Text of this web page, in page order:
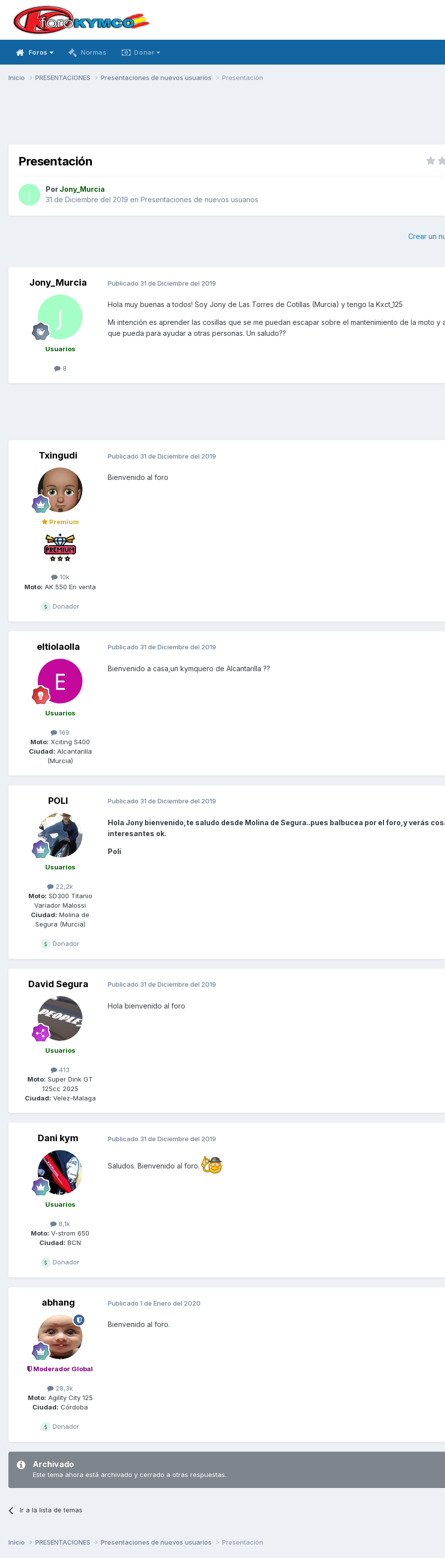
Foros Normas Donar
Inicio PRESENTACIONES Presentaciones de nuevos usuarios Presentación
Presentación
Por Jony_Murcia
31 de Diciembre del 2019 en Presentaciones de nuevos usuarios
Crear un
Jony_Murcia
Usuarios
8
Publicado 31 de Diciembre del 2019
Hola muy buenas a todos! Soy Jony de Las Torres de Cotillas (Murcia) y tengo la Kxct_125
Mi intención es aprender las cosillas que se me puedan escapar sobre el mantenimiento de la moto y
que pueda para ayudar a otras personas. Un saludo??
Txingudi
Premium
10k
Moto: AK 550 En venta
Donador
Publicado 31 de Diciembre del 2019
Bienvenido al foro
eltiolaolla
Usuarios
169
Moto: Xciting S400
Ciudad: Alcantarilla
(Murcia)
Publicado 31 de Diciembre del 2019
Bienvenido a casa,un kymquero de Alcantarilla ??
POLI
Usuarios
22,2k
Moto: SD300 Titanio
Variador Malossi
Ciudad: Molina de
Segura (Murcia)
Donador
Publicado 31 de Diciembre del 2019
Hola Jony bienvenido,te saludo desde Molina de Segura..pues balbucea por el foro,y verás
interesantes ok.
Poli
David Segura
Usuarios
413
Moto: Super Dink GT
125cc 2025
Ciudad: Velez-Malaga
Publicado 31 de Diciembre del 2019
Hola bienvenido al foro
Dani kym
Usuarios
8,1k
Moto: V-strom 650
Ciudad: BCN
Donador
Publicado 31 de Diciembre del 2019
Saludos. Bienvenido al foro.
abhang
Moderador Global
28,3k
Moto: Agility City 125
Ciudad: Córdoba
Donador
Publicado 1 de Enero del 2020
Bienvenido al foro.
Archivado
Este tema ahora está archivado y cerrado a otras respuestas.
Ir a la lista de temas
Inicio PRESENTACIONES Presentaciones de nuevos usuarios Presentación